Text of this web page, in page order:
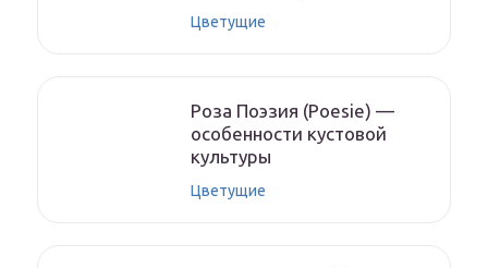
Цветущие
Роза Поэзия (Poesie) —
особенности кустовой
культуры
Цветущие